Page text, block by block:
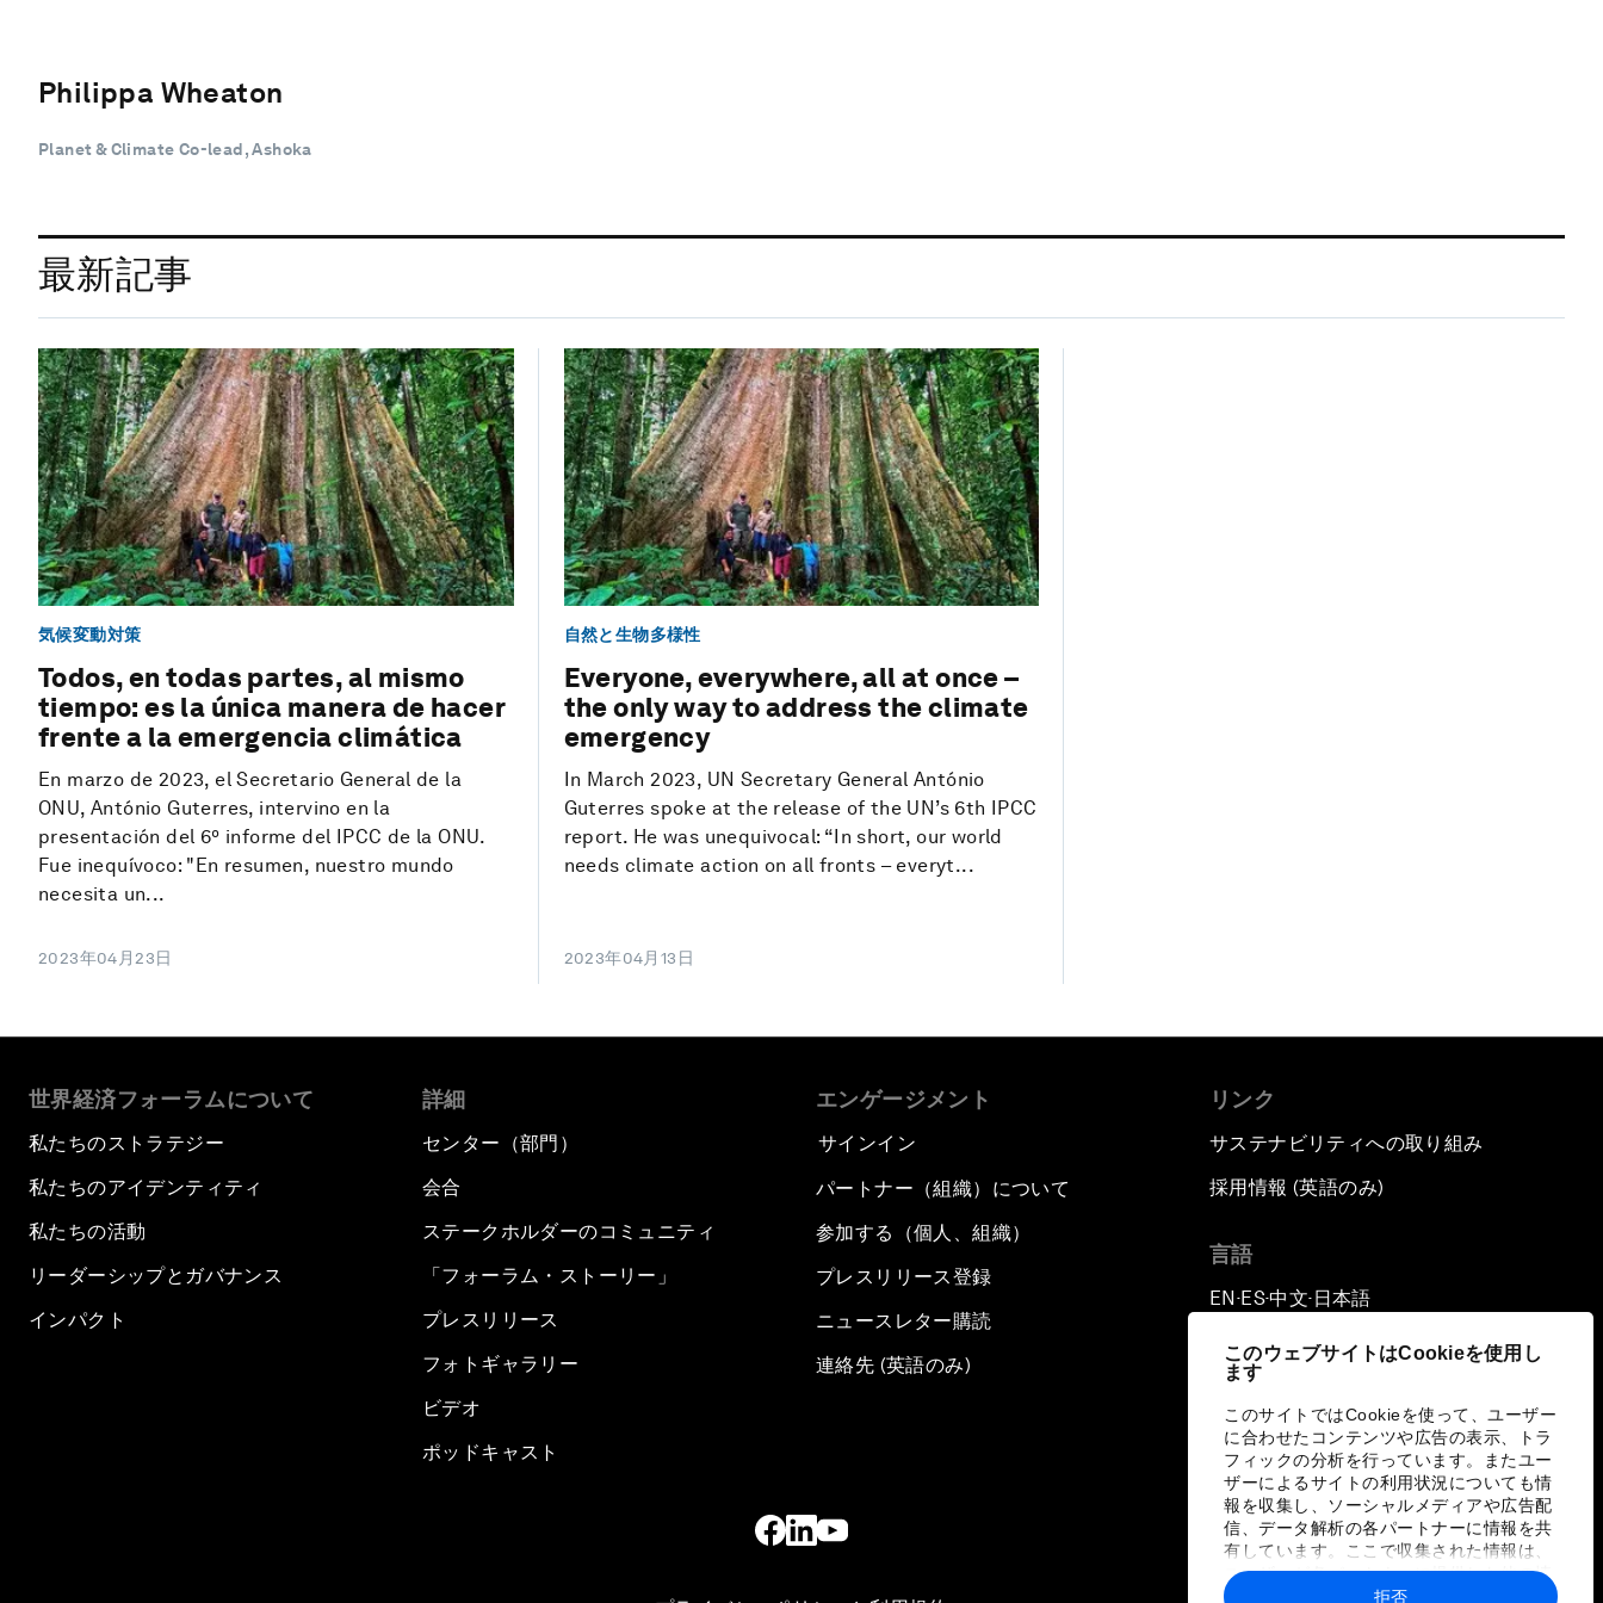
このウェブサイトはCookieを使用し
ます
このサイトではCookieを使って、ユーザー
に合わせたコンテンツや広告の表示、トラ
フィックの分析を行っています。またユー
ザーによるサイトの利用状況についても情
報を収集し、ソーシャルメディアや広告配
信、データ解析の各パートナーに情報を共
有しています。ここで収集された情報は、
ユーザーが各パートナーに提供した他の情
報や各パートナーのサービスを使用した際
拒否
Philippa Wheaton
Planet & Climate Co-lead, Ashoka
最新記事
気候変動対策
Todos, en todas partes, al mismo
tiempo: es la única manera de hacer
frente a la emergencia climática
En marzo de 2023, el Secretario General de la
ONU, António Guterres, intervino en la
presentación del 6º informe del IPCC de la ONU.
Fue inequívoco: "En resumen, nuestro mundo
necesita un...
2023年04月23日
自然と生物多様性
Everyone, everywhere, all at once –
the only way to address the climate
emergency
In March 2023, UN Secretary General António
Guterres spoke at the release of the UN’s 6th IPCC
report. He was unequivocal: “In short, our world
needs climate action on all fronts – everyt...
2023年04月13日
世界経済フォーラムについて
私たちのストラテジー
私たちのアイデンティティ
私たちの活動
リーダーシップとガバナンス
インパクト
詳細
センター（部門）
会合
ステークホルダーのコミュニティ
「フォーラム・ストーリー」
プレスリリース
フォトギャラリー
ビデオ
ポッドキャスト
エンゲージメント
サインイン
パートナー（組織）について
参加する（個人、組織）
プレスリリース登録
ニュースレター購読
連絡先 (英語のみ)
リンク
サステナビリティへの取り組み
採用情報 (英語のみ)
言語
EN ▪ ES▪中文▪ 日本語